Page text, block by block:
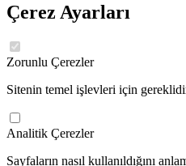
Çerez Ayarları
Zorunlu Çerezler
Sitenin temel işlevleri için gereklidir
Analitik Çerezler
Sayfaların nasıl kullanıldığını